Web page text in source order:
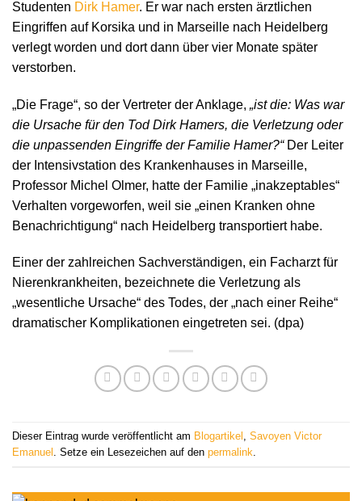
Studenten Dirk Hamer. Er war nach ersten ärztlichen
Eingriffen auf Korsika und in Marseille nach Heidelberg
verlegt worden und dort dann über vier Monate später
verstorben.
„Die Frage“, so der Vertreter der Anklage, „ist die: Was war
die Ursache für den Tod Dirk Hamers, die Verletzung oder
die unpassenden Eingriffe der Familie Hamer?“Der Leiter
der Intensivstation des Krankenhauses in Marseille,
Professor Michel Olmer, hatte der Familie „inakzeptables“
Verhalten vorgeworfen, weil sie „einen Kranken ohne
Benachrichtigung“ nach Heidelberg transportiert habe.
Einer der zahlreichen Sachverständigen, ein Facharzt für
Nierenkrankheiten, bezeichnete die Verletzung als
„wesentliche Ursache“ des Todes, der „nach einer Reihe“
dramatischer Komplikationen eingetreten sei. (dpa)
Dieser Eintrag wurde veröffentlicht am Blogartikel Savoyen Victor
Emanuel . Setze ein Lesezeichen auf den permalink